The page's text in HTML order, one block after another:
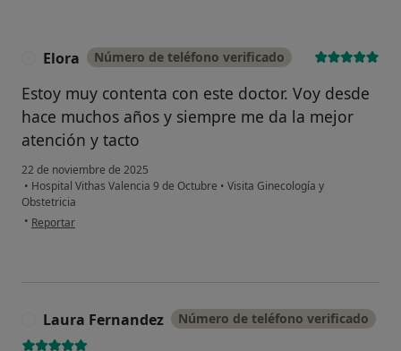
Elora Número de teléfono verificado
Estoy muy contenta con este doctor. Voy desde
hace muchos años y siempre me da la mejor
atención y tacto
22 de noviembre de 2025
• Hospital Vithas Valencia 9 de Octubre • Visita Ginecología y
Obstetricia
• en opinión del usuario Elora
Reportar
Laura Fernandez Número de teléfono verificado